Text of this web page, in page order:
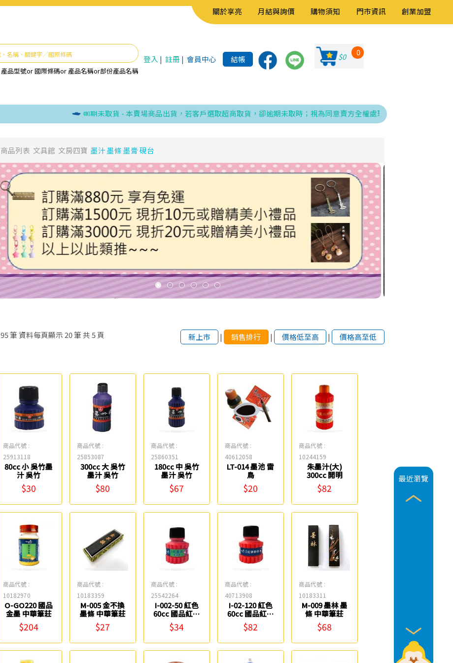
關於享亮 月結與詢價 購物須知 門市資訊 創業加盟
產品型號or國際條碼or 產品名稱or部份產品名稱
登入 | 註冊 | 會員中心 結帳 $0 0
逾期未取貨 - 本賣場商品出貨，若客戶選取超商取貨，卻逾期未取時；視為同意賣方全權處理發票、折讓與銷貨退回之相關
最近瀏覽
商品列表 文具館 文房四寶 墨汁 墨條 墨膏 硯台
95筆 資料每頁顯示 20筆 共 5頁 新上市 | 銷售排行 | 價格低至高 | 價格高至低
商品代號 :
25913118
80cc 小 吳竹墨
汁 吳竹
$30
商品代號 :
25853087
300cc 大 吳竹
墨汁 吳竹
$80
商品代號 :
25860351
180cc 中 吳竹
墨汁 吳竹
$67
商品代號 :
40612058
LT-014 墨池 雷
鳥
$20
商品代號 :
10244159
朱墨汁(大)
300cc 開明
$82
商品代號 :
10182970
O-GO220 國品
金墨 中華筆莊
$204
商品代號 :
10183359
M-005 金不換
墨條 中華筆莊
$27
商品代號 :
25542264
I-002-50 紅色
60cc 國品紅墨
液(事務用) 中華
筆莊
$34
商品代號 :
40713908
I-02-120 紅色
60cc 國品紅硃
砂液 中華筆莊
$82
商品代號 :
10183311
M-009 墨林 墨
條 中華筆莊
$68